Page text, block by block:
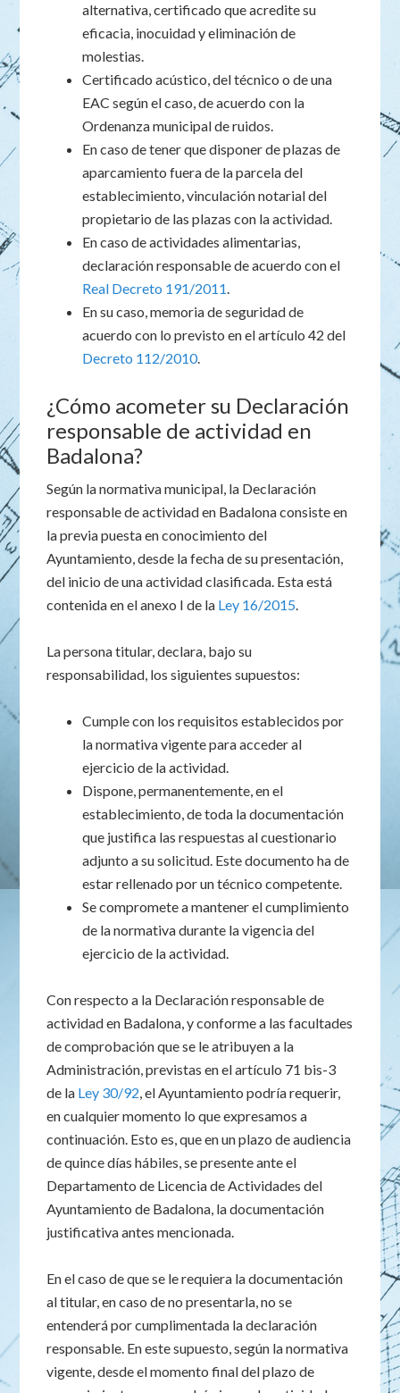
alternativa, certificado que acredite su
eficacia, inocuidad y eliminación de
molestias.
Certificado acústico, del técnico o de una
EAC según el caso, de acuerdo con la
Ordenanza municipal de ruidos.
En caso de tener que disponer de plazas de
aparcamiento fuera de la parcela del
establecimiento, vinculación notarial del
propietario de las plazas con la actividad.
En caso de actividades alimentarias,
declaración responsable de acuerdo con el
Real Decreto 191/2011.
En su caso, memoria de seguridad de
acuerdo con lo previsto en el artículo 42 del
Decreto 112/2010.
¿Cómo acometer su Declaración
responsable de actividad en
Badalona?
Según la normativa municipal, la Declaración
responsable de actividad en Badalona consiste en
la previa puesta en conocimiento del
Ayuntamiento, desde la fecha de su presentación,
del inicio de una actividad clasificada. Esta está
contenida en el anexo I de la Ley 16/2015.
La persona titular, declara, bajo su
responsabilidad, los siguientes supuestos:
Cumple con los requisitos establecidos por
la normativa vigente para acceder al
ejercicio de la actividad.
Dispone, permanentemente, en el
establecimiento, de toda la documentación
que justifica las respuestas al cuestionario
adjunto a su solicitud. Este documento ha de
estar rellenado por un técnico competente.
Se compromete a mantener el cumplimiento
de la normativa durante la vigencia del
ejercicio de la actividad.
Con respecto a la Declaración responsable de
actividad en Badalona, y conforme a las facultades
de comprobación que se le atribuyen a la
Administración, previstas en el artículo 71 bis-3
de la Ley 30/92, el Ayuntamiento podría requerir,
en cualquier momento lo que expresamos a
continuación. Esto es, que en un plazo de audiencia
de quince días hábiles, se presente ante el
Departamento de Licencia de Actividades del
Ayuntamiento de Badalona, la documentación
justificativa antes mencionada.
En el caso de que se le requiera la documentación
al titular, en caso de no presentarla, no se
entenderá por cumplimentada la declaración
responsable. En este supuesto, según la normativa
vigente, desde el momento final del plazo de